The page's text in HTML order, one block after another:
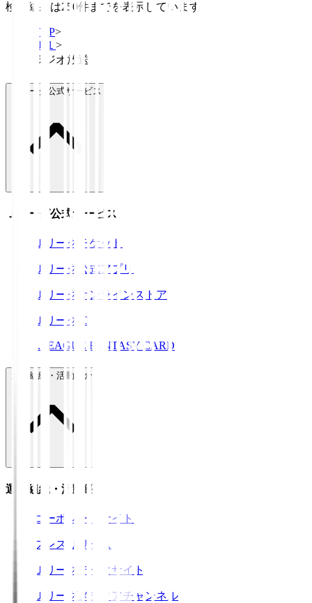
検索結果は250件までを表示しています
TOP>
Ｊ１ >
ラジオ放送
Ｊリーグ公式サービス
Ｊリーグ公式サービス
Ｊリーグチケット
Ｊリーグ公式アプリ
Ｊリーグオンラインストア
ＪリーグID
J.LEAGUE FANTASY CARD
運営組織・活動紹介
運営組織・活動紹介
コーポレートサイト
プレスリリース
Ｊリーグデータサイト
Ｊリーグメディアチャンネル